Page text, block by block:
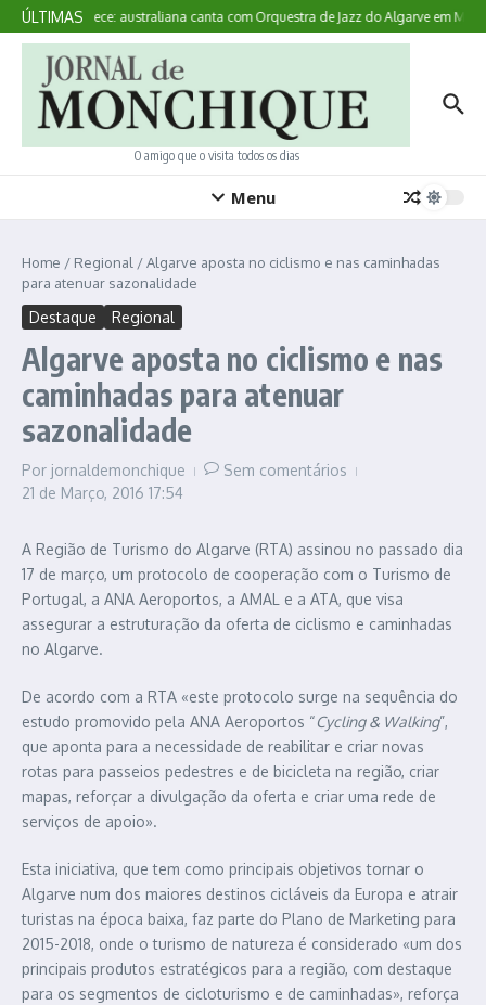
Ir para o conteúdo
ÚLTIMAS
Aqui Acontece: australiana canta com Orquestra de Jazz do Algarve em
O amigo que o visita todos os dias
Menu
Home / Regional /Algarve aposta no ciclismo e nas caminhadas
para atenuar sazonalidade
Destaque Regional
Algarve aposta no ciclismo e nas
caminhadas para atenuar
sazonalidade
Por jornaldemonchique
Sem comentários
21 de Março, 2016 17:54
A Região de Turismo do Algarve (RTA) assinou no passado dia
17 de março, um protocolo de cooperação com o Turismo de
Portugal, a ANA Aeroportos, a AMAL e a ATA, que visa
assegurar a estruturação da oferta de ciclismo e caminhadas
no Algarve.
De acordo com a RTA «este protocolo surge na sequência do
estudo promovido pela ANA Aeroportos “Cycling & Walking”,
que aponta para a necessidade de reabilitar e criar novas
rotas para passeios pedestres e de bicicleta na região, criar
mapas, reforçar a divulgação da oferta e criar uma rede de
serviços de apoio».
Esta iniciativa, que tem como principais objetivos tornar o
Algarve num dos maiores destinos cicláveis da Europa e atrair
turistas na época baixa, faz parte do Plano de Marketing para
2015-2018, onde o turismo de natureza é considerado «um dos
principais produtos estratégicos para a região, com destaque
para os segmentos de cicloturismo e de caminhadas», reforça